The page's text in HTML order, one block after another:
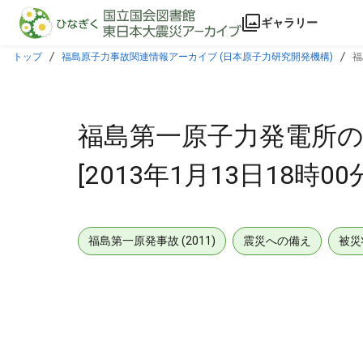
本文に飛ぶ
ギャラリー
トップ 福島原子力事故関連情報アーカイブ (日本原子力研究開発機構)
福島第一原子力発電所
[2013年1月13日18時00
福島第一原発事故 (2011) 震災への備え 被災